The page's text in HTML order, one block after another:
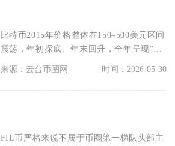
比特币2015年价格整体在150–500美元区间
震荡，年初探底、年末回升，全年呈现“先
来源：云台币圈网 时间：2026-05-30
FIL币严格来说不属于币圈第一梯队头部主